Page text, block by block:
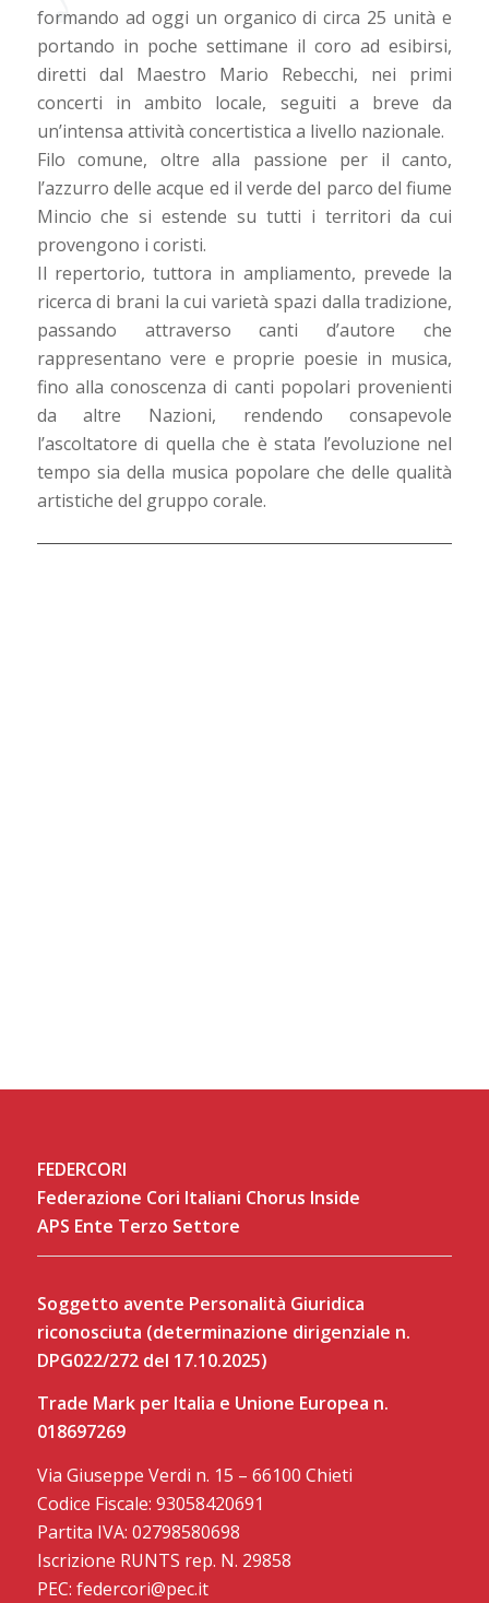
formando ad oggi un organico di circa 25 unità e
portando in poche settimane il coro ad esibirsi,
diretti dal Maestro Mario Rebecchi, nei primi
concerti in ambito locale, seguiti a breve da
un’intensa attività concertistica a livello nazionale.
Filo comune, oltre alla passione per il canto,
l’azzurro delle acque ed il verde del parco del fiume
Mincio che si estende su tutti i territori da cui
provengono i coristi.
Il repertorio, tuttora in ampliamento, prevede la
ricerca di brani la cui varietà spazi dalla tradizione,
passando attraverso canti d’autore che
rappresentano vere e proprie poesie in musica,
fino alla conoscenza di canti popolari provenienti
da altre Nazioni, rendendo consapevole
l’ascoltatore di quella che è stata l’evoluzione nel
tempo sia della musica popolare che delle qualità
artistiche del gruppo corale.
FEDERCORI
Federazione Cori Italiani Chorus Inside
APS Ente Terzo Settore
Soggetto avente Personalità Giuridica
riconosciuta (determinazione dirigenziale n.
DPG022/272 del 17.10.2025)
Trade Mark per Italia e Unione Europea n.
018697269
Via Giuseppe Verdi n. 15 – 66100 Chieti
Codice Fiscale: 93058420691
Partita IVA: 02798580698
Iscrizione RUNTS rep. N. 29858
PEC: federcori@pec.it